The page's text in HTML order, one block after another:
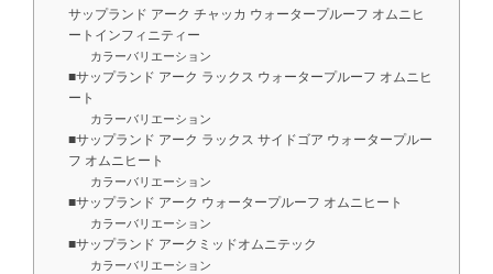
サップランド アーク チャッカ ウォータープルーフ オムニヒ
ートインフィニティー
カラーバリエーション
■サップランド アーク ラックス ウォータープルーフ オムニヒ
ート
カラーバリエーション
■サップランド アーク ラックス サイドゴア ウォータープルー
フ オムニヒート
カラーバリエーション
■サップランド アーク ウォータープルーフ オムニヒート
カラーバリエーション
■サップランド アークミッドオムニテック
カラーバリエーション